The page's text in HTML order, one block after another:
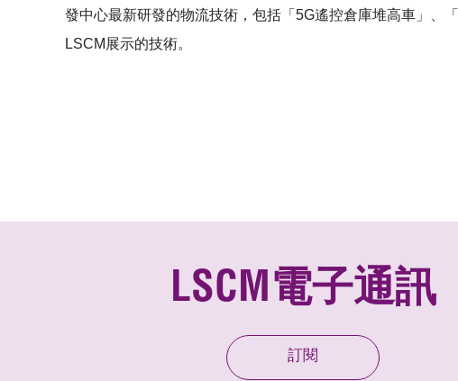
發中心最新研發的物流技術，包括「 5G遙控倉庫堆高車 」 、「
LSCM展示的技術。
LSCM電子通訊
訂閱